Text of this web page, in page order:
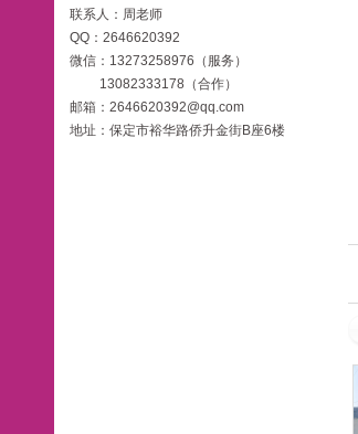
联系人：周老师
QQ：2646620392
微信：13273258976（服务）
13082333178（合作）
邮箱：2646620392@qq.com
地址：保定市裕华路侨升金街B座6楼